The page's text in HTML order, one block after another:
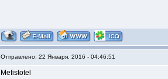
Отправлено: 22 Января, 2016 - 04:46:51
Mefistotel